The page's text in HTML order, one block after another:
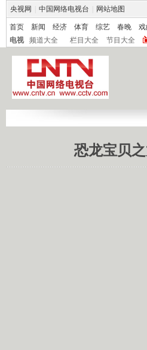
央视网 中国网络电视台 网站地图
首页 新闻 经济 体育 综艺 春晚 戏
电视
频道大全 栏目大全 节目大全
恐龙宝贝